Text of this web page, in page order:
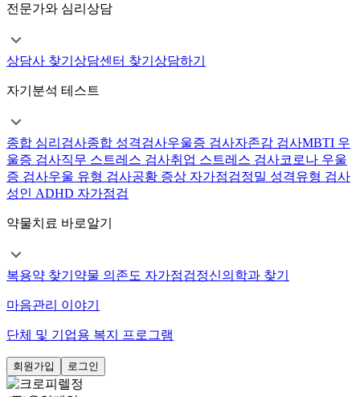
전문가와 심리상담
상담사 찾기 상담센터 찾기 상담하기
자기분석 테스트
종합 심리검사종합 성격검사우울증 검사자존감 검사MBTI 우
울증 검사직무 스트레스 검사취업 스트레스 검사코로나 우울
증 검사우울 유형 검사공황 증상 자가점검정밀 성격유형 검사
성인 ADHD 자가점검
약물치료 바로알기
복용약 찾기 약물 의존도 자가점검정신의학과 찾기
마음관리 이야기
단체 및 기업용 복지 프로그램
회원가입 로그인